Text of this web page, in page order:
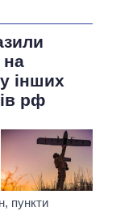
на
інших
рф
пункти